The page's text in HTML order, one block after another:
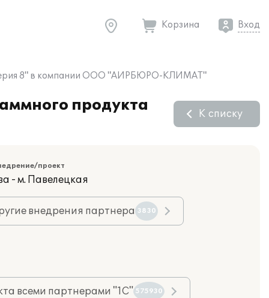
Корзина Вход
8" в компании ООО "АИРБЮРО-КЛИМАТ"
продукта
К списку
проект
- м. Павелецкая
внедрения партнера 3830
всеми партнерами "1С" 575930